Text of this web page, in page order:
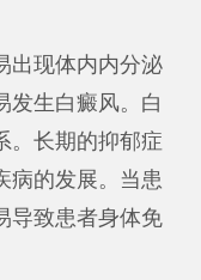
现体内内分泌
发生白癜风。白
。长期的抑郁症
病的发展。当患
导致患者身体免